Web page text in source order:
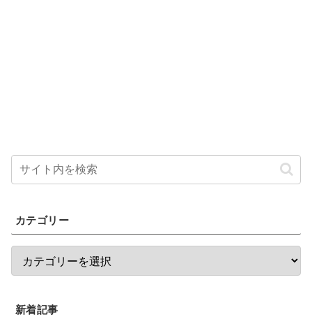
カテゴリー
新着記事